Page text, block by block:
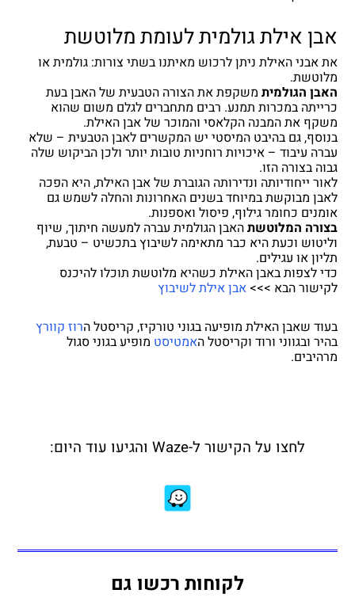
אבן אילת גולמית לעומת מלוטשת
את אבני האילת ניתן לרכוש מאיתנו בשתי צורות: גולמית או
מלוטשת.
האבן הגולמית משקפת את הצורה הטבעית של האבן בעת
כרייתה במכרות תמנע. רבים מתחברים לגלם משום שהוא
משקף את המבנה הקלאסי והמוכר של אבן האילת.
בנוסף, גם בהיבט המיסטי יש המקשרים לאבן הטבעית – שלא
עברה עיבוד – איכויות רוחניות טובות יותר ולכן הביקוש שלה
גבוה בצורה הזו.
לאור ייחודיותה ונדירותה הגוברת של אבן האילת, היא הפכה
לאבן מבוקשת במיוחד בשנים האחרונות והחלה לשמש גם
אומנים כחומר גילוף, פיסול ואספנות.
בצורה המלוטשתהאבן הגולמית עברה למעשה חיתוך, שיוף
וליטוש וכעת היא כבר מתאימה לשיבוץ בתכשיט – טבעת,
תליון או עגילים.
כדי לצפות באבן האילת כשהיא מלוטשת תוכלו להיכנס
לקישור הבא >>>אבן אילת לשיבוץ
בעוד שאבן האילת מופיעה בגוני טורקיז, קריסטל הרוז קוורץ
בהיר ובגווני ורוד וקריסטל האמטיסט מופיע בגוני סגול
מרהיבים.
לחצו על הקישור ל-Waze והגיעו עוד היום:
לקוחות רכשו גם